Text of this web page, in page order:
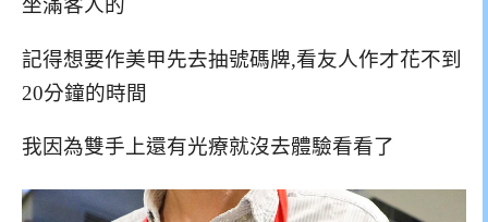
坐滿客人的
記得想要作美甲先去抽號碼牌,看友人作才花不到
20分鐘的時間
我因為雙手上還有光療就沒去體驗看看了